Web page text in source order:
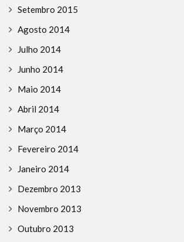
Setembro 2015
Agosto 2014
Julho 2014
Junho 2014
Maio 2014
Abril 2014
Março 2014
Fevereiro 2014
Janeiro 2014
Dezembro 2013
Novembro 2013
Outubro 2013